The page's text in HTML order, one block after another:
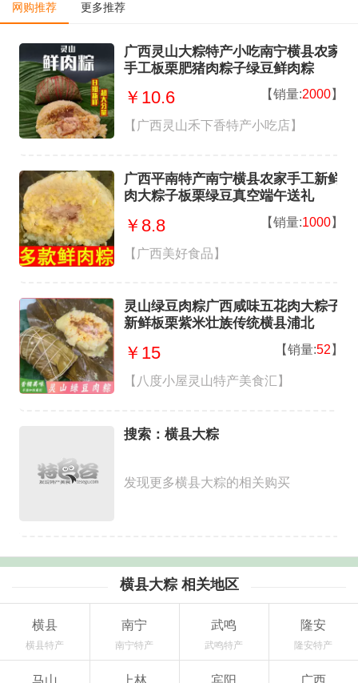
网购推荐 更多推荐
广西灵山大粽特产小吃南宁横县农家
手工板栗肥猪肉粽子绿豆鲜肉粽
￥10.6 【销量:2000】
【广西灵山禾下香特产小吃店】
广西平南特产南宁横县农家手工新鲜
肉大粽子板栗绿豆真空端午送礼
￥8.8 【销量:1000】
【广西美好食品】
灵山绿豆肉粽广西咸味五花肉大粽子
新鲜板栗紫米壮族传统横县浦北
￥15 【销量:52 】
【八度小屋灵山特产美食汇】
搜索：横县大粽
发现更多横县大粽的相关购买
横县大粽 相关地区
横县
横县特产
南宁
南宁特产
武鸣
武鸣特产
隆安
隆安特产
马山 上林 宾阳 广西